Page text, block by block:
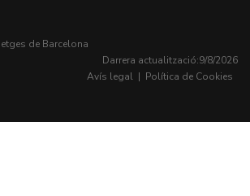
de Barcelona
Darrera actualització:9/8/2026
Avís legal | Política de Cookies